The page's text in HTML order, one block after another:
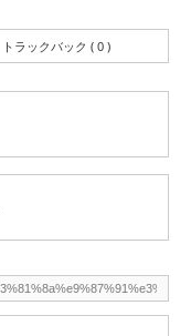
トラックバック ( 0 )